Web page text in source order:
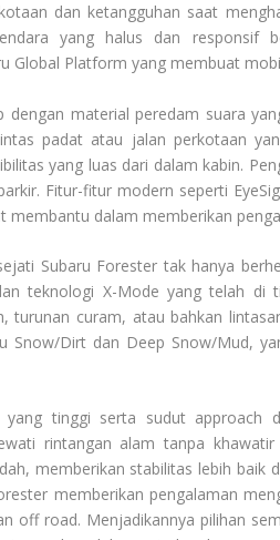
dan ketangguhan saat
yang halus dan responsif
Global Platform yang membuat
dengan material peredam suara
padat atau jalan perkotaan
yang luas dari dalam kabin.
Fitur-fitur modern seperti
membantu dalam memberikan
Subaru Forester tak hanya
teknologi X-Mode yang telah di
turunan curam, atau bahkan
Snow/Dirt dan Deep Snow/Mud,
yang tinggi serta sudut
rintangan alam tanpa
memberikan stabilitas lebih
memberikan pengalaman
off road. Menjadikannya pilihan